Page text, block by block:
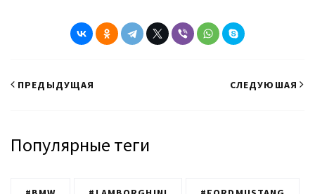
ПРЕДЫДУЩАЯ СЛЕДУЮШАЯ
Популярные теги